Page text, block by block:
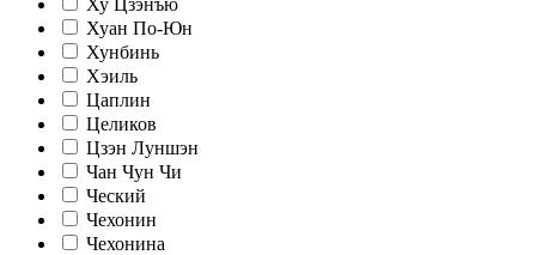
Хуан По-Юн
Хунбинь
Хэиль
Цаплин
Целиков
Цзэн Луншэн
Чан Чун Чи
Ческий
Чехонин
Чехонина